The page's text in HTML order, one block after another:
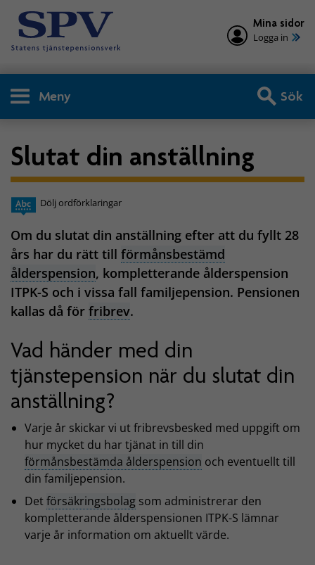
Mina sidor
Logga in
Meny Sök
Slutat din anställning
Dölj ordförklaringar
Om du slutat din anställning efter att du fyllt 28
års har du rätt till förmånsbestämd
ålderspension, kompletterande ålderspension
ITPK-S och i vissa fall familjepension. Pensionen
kallas då för fribrev.
Vad händer med din
tjänstepension när du slutat din
anställning?
Varje år skickar vi ut fribrevsbesked med uppgift om
hur mycket du har tjänat in till din
förmånsbestämda ålderspension och eventuellt till
din familjepension.
Detförsäkringsbolag som administrerar den
kompletterande ålderspensionen ITPK-S lämnar
varje år information om aktuellt värde.